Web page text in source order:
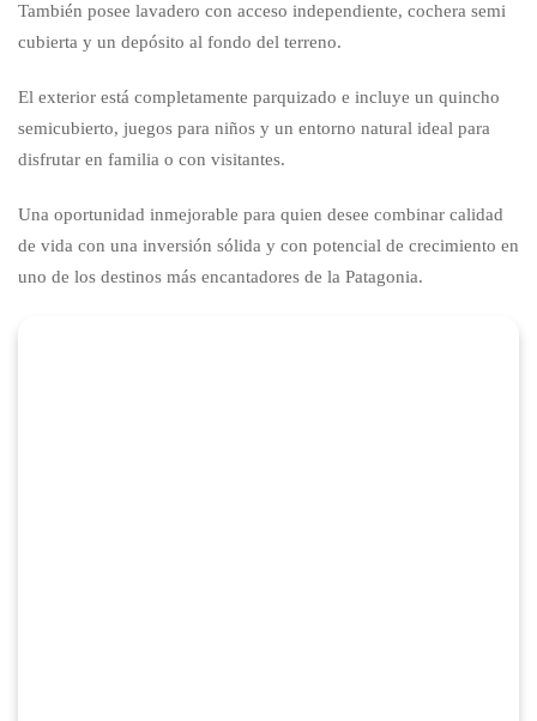
También posee lavadero con acceso independiente, cochera semi
cubierta y un depósito al fondo del terreno.
El exterior está completamente parquizado e incluye un quincho
semicubierto, juegos para niños y un entorno natural ideal para
disfrutar en familia o con visitantes.
Una oportunidad inmejorable para quien desee combinar calidad
de vida con una inversión sólida y con potencial de crecimiento en
uno de los destinos más encantadores de la Patagonia.